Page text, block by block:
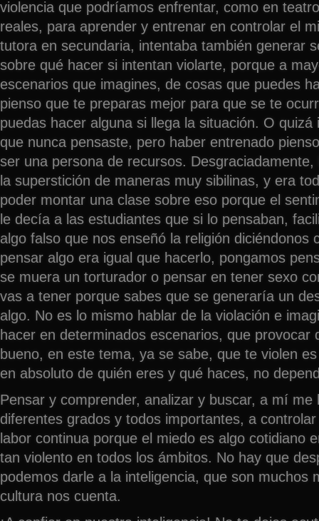
violencia que podríamos enfrentar, como en
reales, para aprender y entrenar en controlar el
tutora en secundaria, intentaba también generar
sobre qué hacer si intentan violarte, porque a
escenarios que imagines, de cosas que puedes
pienso que te preparas mejor para que se te
puedas hacer alguna si llega la situación. O quizá
que nunca pensaste, pero haber entrenado
ser una persona de recursos.
la superstición de maneras muy sibilinas, y era
poder montar una clase sobre eso porque el
le decía a las estudiantes que si lo pensaban,
algo falso que nos enseñó la religión diciéndonos
pensar algo era igual que hacerlo, pongamos
se muera un torturador o pensar en tener sexo
vas a tener porque sabes que se generaría un
algo. No es lo mismo hablar de la violación e
hacer en determinados escenarios, que provocar
bueno, en este tema, ya se sabe, que te violen
en absoluto de quién eres y qué haces, no
Pensar y comprender, analizar y buscar, a mí me
diferentes grados y todos importantes, a
labor continua porque el miedo es algo cotidiano
tan violento en todos los ámbitos. No hay que
podemos darle a la inteligencia, que son muchos
cultura nos cuenta.